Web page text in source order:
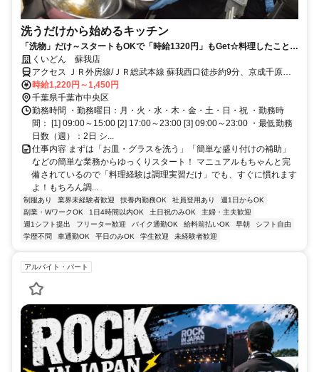
洗うだけから始めるキッチン
「洗物」だけ～スタートもOKで「時給1320円」もGet☆料理したことな
くても安心◎未経験者大歓迎！
くいどん 蘇我店
アクセス ＪＲ外房線/ＪＲ総武本線 蘇我西口徒歩約9分、京成千原線
千葉寺徒歩約18分、千葉都市モノレール１号線 県庁前（千葉県）徒
歩約33分 JR蘇我駅歩9分
時給1,220円～1,450円
千葉県千葉市中央区
勤務時間 ・勤務曜日：月・火・水・木・金・土・日・祝 ・勤務時
間： [1] 09:00～15:00 [2] 17:00～23:00 [3] 09:00～23:00 ・最低勤務
日数（週）：2日 シ...
仕事内容 まずは「お皿・グラスを洗う」「簡単な盛り付けの補助」
などの簡単な業務からゆっくりスタート！ マニュアルもちゃんと完
備されているので「料理経験は調理実習だけ」でも、すぐに慣れます
よ！もちろん調...
制服あり 業界未経験者歓迎 扶養内勤務OK 社員登用あり
週1日からOK
副業・WワークOK
1日4時間以内OK 土日祝のみOK
主婦・主夫歓迎
週1シフト提出
フリーター歓迎 バイク通勤OK 給料前払いOK 早朝
シフト自由
学歴不問
車通勤OK 平日のみOK 学生歓迎 未経験者歓迎
アルバイト・パート